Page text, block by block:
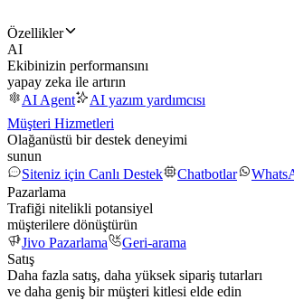
Özellikler
AI
Ekibinizin performansını
yapay zeka ile artırın
AI Agent
AI yazım yardımcısı
Müşteri Hizmetleri
Olağanüstü bir destek deneyimi
sunun
Siteniz için Canlı Destek
Chatbotlar
Pazarlama
Trafiği nitelikli potansiyel
müşterilere dönüştürün
Jivo Pazarlama
Geri-arama
Satış
Daha fazla satış, daha yüksek sipariş tutarları
ve daha geniş bir müşteri kitlesi elde edin